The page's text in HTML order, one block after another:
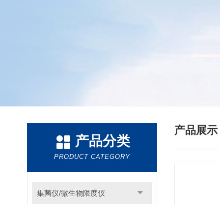
产品分类
PRODUCT CATEGORY
集菌仪/微生物限度仪
产品展示